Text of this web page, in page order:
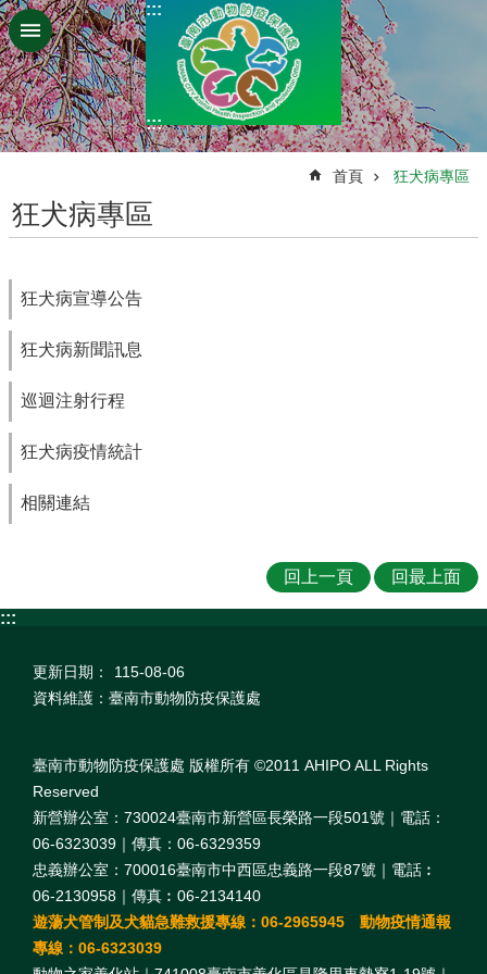
跳到主要內容區塊
:::
:::
首頁 狂犬病專區
狂犬病專區
狂犬病宣導公告
狂犬病新聞訊息
巡迴注射行程
狂犬病疫情統計
相關連結
回上一頁 回最上面
:::
更新日期：
115-08-06
資料維護：臺南市動物防疫保護處
臺南市動物防疫保護處 版權所有 ©2011 AHIPO ALL Rights
Reserved
新營辦公室：730024臺南市新營區長榮路一段501號｜電話：
06-6323039｜傳真：06-6329359
忠義辦公室：700016臺南市中西區忠義路一段87號｜電話︰
06-2130958｜傳真︰06-2134140
遊蕩犬管制及犬貓急難救援專線：06-2965945 動物疫情通報
專線：06-6323039